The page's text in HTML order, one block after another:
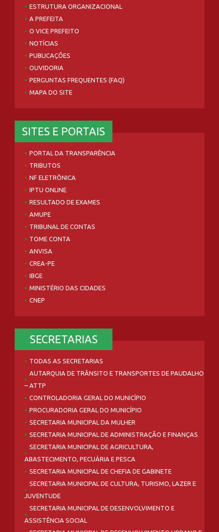
ESTRUTURA ORGANIZACIONAL
A PREFEITA
O VICE PREFEITO
NOTÍCIAS
PUBLICAÇÕES
OUVIDORIA
PERGUNTAS FREQUENTES (FAQ)
MAPA DO SITE
SITES E PORTAIS
PORTAL DA TRANSPARÊNCIA
TRIBUTOS
NF ELETRÔNICA
IPTU ONLINE
RESULTADO DE EXAMES
AMUPE
TRIBUNAL DE CONTAS
TOME CONTA
ANVISA
CREA-PE
IBGE
MINISTÉRIO DAS CIDADES
CNEP
SECRETARIAS
TODAS AS SECRETARIAS
AUTARQUIA DE TRÂNSITO E TRANSPORTES DE PAUDALHO
– ATTP
CONTROLADORIA GERAL DO MUNICÍPIO
PROCURADORIA GERAL DO MUNICÍPIO
SECRETARIA MUNICIPAL DA MULHER
SECRETARIA MUNICIPAL DE ADMINISTRAÇÃO E FINANÇAS
SECRETARIA MUNICIPAL DE AGRICULTURA,
ABASTECIMENTO, PECUÁRIA E PESCA
SECRETARIA MUNICIPAL DE CHEFIA DE GABINETE
SECRETARIA MUNICIPAL DE CULTURA, TURISMO, LAZER E
JUVENTUDE
SECRETARIA MUNICIPAL DE DESENVOLVIMENTO E
ASSISTÊNCIA SOCIAL